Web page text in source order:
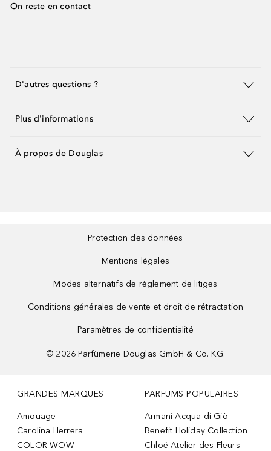
On reste en contact
D'autres questions ?
Plus d'informations
À propos de Douglas
Protection des données
Mentions légales
Modes alternatifs de règlement de litiges
Conditions générales de vente et droit de rétractation
Paramètres de confidentialité
© 2026 Parfümerie Douglas GmbH & Co. KG.
GRANDES MARQUES
Amouage
Carolina Herrera
COLOR WOW
PARFUMS POPULAIRES
Armani Acqua di Giò
Benefit Holiday Collection
Chloé Atelier des Fleurs